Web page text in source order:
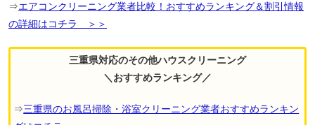
⇒エアコンクリーニング業者比較！おすすめランキング＆割引情報
の詳細はコチラ ＞＞
三重県対応のその他ハウスクリーニング
＼おすすめランキング／
⇒三重県のお風呂掃除・浴室クリーニング業者おすすめランキン